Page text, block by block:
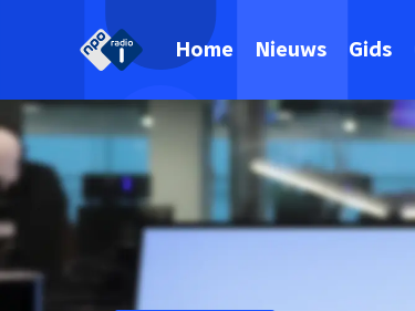
Home Nieuws Gids